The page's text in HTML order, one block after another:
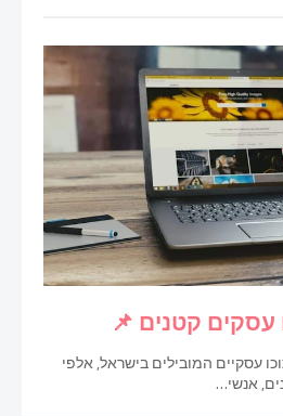
קטנים 📌
עסקיים המובילים בישראל, אלפי
אנשי…